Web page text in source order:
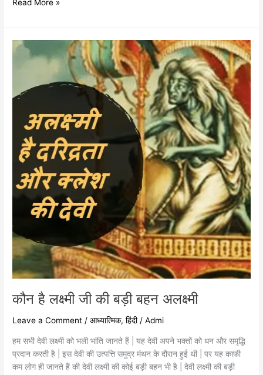
Read More »
कौन है लक्ष्मी जी की बड़ी बहन अलक्ष्मी
Leave a Comment /आध्यात्मिक,हिंदी/Admi
हम सभी देवी लक्ष्मी को भली भांति जानते हैं | यह देवी अपने भक्तों को धन और समृद्धि
प्रदान करती है | इस देवी की उत्पत्ति समुद्र मंथन के दौरान हुई थी | पर यह काफी
कम लोग ही जानते हैं की देवी लक्ष्मी की कोई बड़ी बहन भी है | देवी लक्ष्मी की बड़ी
कौन
की
बहन
अलक्ष्मी